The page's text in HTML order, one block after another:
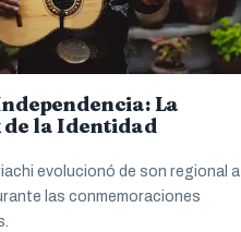
La
la Identidad
evolucionó de son regional a
las conmemoraciones